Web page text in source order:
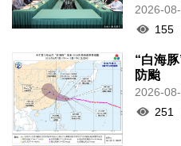
2026-
155
“白海
防颱
2026-
251